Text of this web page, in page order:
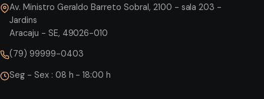
Av. Ministro Geraldo Barreto Sobral, 2100 - sala 203 -
Jardins
Aracaju - SE, 49026-010
(79) 99999-0403
Seg - Sex : 08 h - 18:00 h